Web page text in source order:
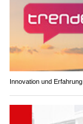
Innovation und